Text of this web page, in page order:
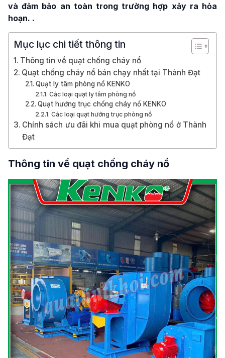
và đảm bảo an toàn trong trường hợp xảy ra hỏa
hoạn. .
Mục lục chi tiết thông tin
Thông tin về quạt chống cháy nổ
Quạt chống cháy nổ bán chạy nhất tại Thành Đạt
Quạt ly tâm phòng nổ KENKO
Các loại quạt ly tâm phòng nổ
Quạt hướng trục chống cháy nổ KENKO
Các loại quạt hướng trục phòng nổ
Chính sách ưu đãi khi mua quạt phòng nổ ở Thành
Đạt
Thông tin về quạt chống cháy nổ